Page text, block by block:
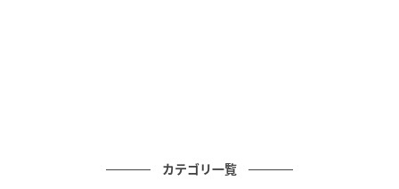
カテゴリ一覧